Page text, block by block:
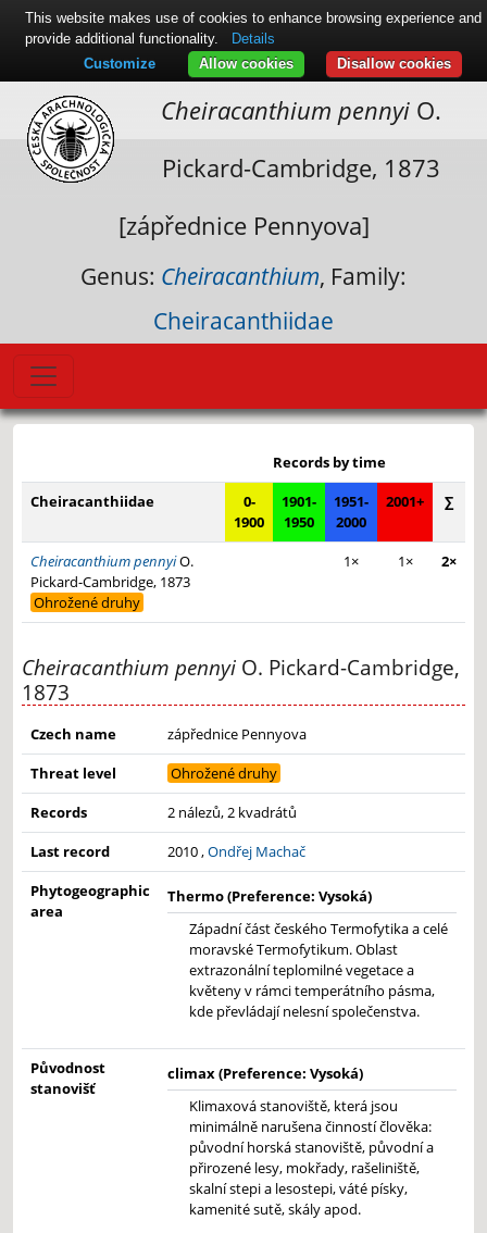
Cheiracanthium pennyi O.
Pickard-Cambridge, 1873
[zápřednice Pennyova]
Genus: Cheiracanthium, Family:
Cheiracanthiidae
−
Leaflet|© Seznam.cz a.s. a další
Records by time
Cheiracanthiidae
0-
1900
1901-
1950
1951-
2000
2001+ ∑
Cheiracanthium pennyiO.
Pickard-Cambridge, 1873
Ohrožené druhy
1× 1× 2×
Cheiracanthium pennyi O. Pickard-Cambridge,
1873
Czech name
zápřednice Pennyova
Threat level
Ohrožené druhy
Records
2 nálezů, 2 kvadrátů
Last record
2010 ,Ondřej Machač
Phytogeographic
area
Thermo (Preference: Vysoká)
Západní část českého Termofytika a celé
moravské Termofytikum. Oblast
extrazonální teplomilné vegetace a
květeny v rámci temperátního pásma,
kde převládají nelesní společenstva.
Původnost
stanovišť
climax (Preference: Vysoká)
Klimaxová stanoviště, která jsou
minimálně narušena činností člověka:
původní horská stanoviště, původní a
přirozené lesy, mokřady, rašeliniště,
skalní stepi a lesostepi, váté písky,
kamenité sutě, skály apod.
This website makes use of cookies to enhance browsing experience and
provide additional functionality.
Details
Disallow cookies
Allow cookies
Customize